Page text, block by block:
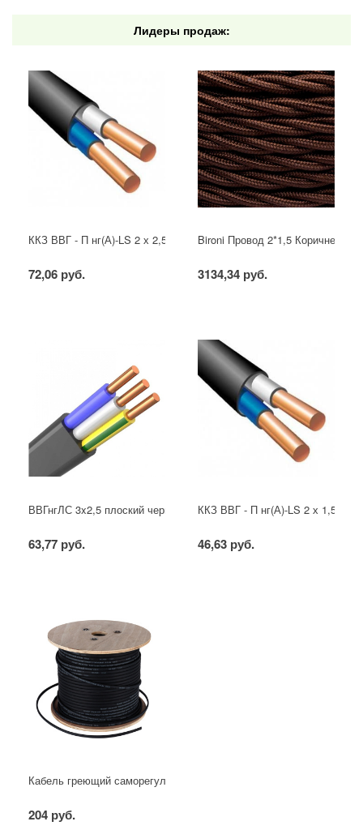
Лидеры продаж:
ККЗ ВВГ - П нг(А)-LS 2 х 2,5 ГОСТ
72,06 руб.
Bironi Провод 2*1,5 Коричневый
3134,34 руб.
ВВГнгЛС 3x2,5 плоский черный
63,77 руб.
ККЗ ВВГ - П нг(А)-LS 2 х 1,5
46,63 руб.
Кабель греющий саморегулирующийся для труб, водостоков,
204 руб.